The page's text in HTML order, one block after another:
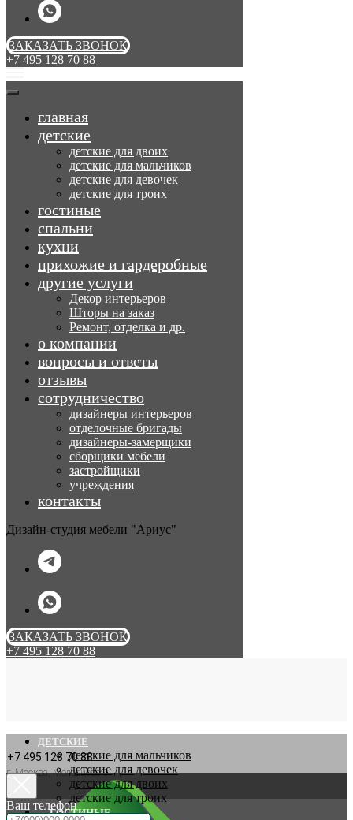
ЗАКАЗАТЬ ЗВОНОК
+7 495 128 70 88
главная
детские
детские для двоих
детские для мальчиков
детские для девочек
детские для троих
гостиные
спальни
кухни
прихожие и гардеробные
другие услуги
Декор интерьеров
Шторы на заказ
Ремонт, отделка и др.
о компании
вопросы и ответы
отзывы
сотрудничество
дизайнеры интерьеров
отделочные бригады
дизайнеры-замерщики
сборщики мебели
застройщики
учреждения
контакты
Дизайн-студия мебели "Ариус"
ЗАКАЗАТЬ ЗВОНОК
+7 495 128 70 88
+7 495 128 70 88
г. Москва, Молодцова 9
ДЕТСКИЕ
детские для мальчиков
детские для девочек
детские для двоих
детские для троих
ГОСТИНЫЕ
Ваш телефон